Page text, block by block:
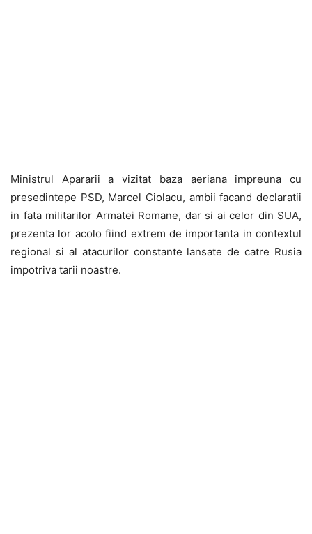
Ministrul Apararii a vizitat baza aeriana impreuna cu
presedintepe PSD, Marcel Ciolacu, ambii facand declaratii
in fata militarilor Armatei Romane, dar si ai celor din SUA,
prezenta lor acolo fiind extrem de importanta in contextul
regional si al atacurilor constante lansate de catre Rusia
impotriva tarii noastre.